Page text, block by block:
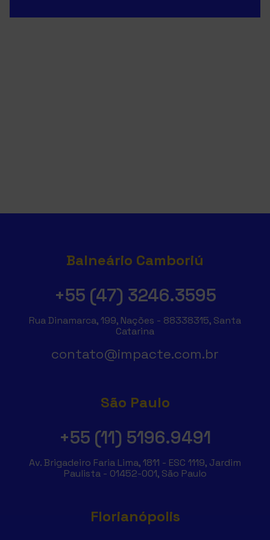
Balneário Camboriú
+55 (47) 3246.3595
Rua Dinamarca, 199, Nações - 88338315, Santa
Catarina
contato@impacte.com.br
São Paulo
+55 (11) 5196.9491
Av. Brigadeiro Faria Lima, 1811 - ESC 1119, Jardim
Paulista - 01452-001, São Paulo
Florianópolis